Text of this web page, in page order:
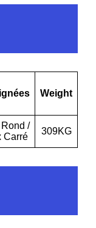
Weight
Rond /
Carré
309KG